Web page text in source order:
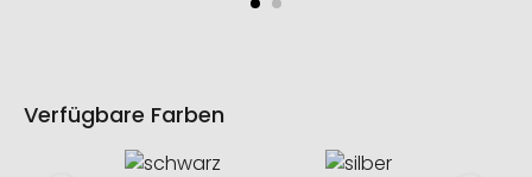
Verfügbare Farben